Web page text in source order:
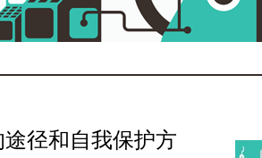
径和自我保护方